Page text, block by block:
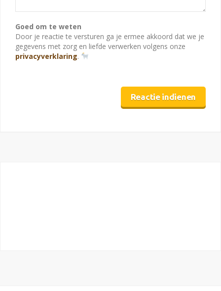
Goed om te weten
Door je reactie te versturen ga je ermee akkoord dat we je
gegevens met zorg en liefde verwerken volgens onze
privacyverklaring.